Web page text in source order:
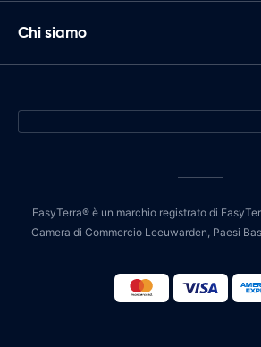
Chi siamo
EasyTerra® è un marchio registrato di
Camera di Commercio Leeuwarden, Paesi